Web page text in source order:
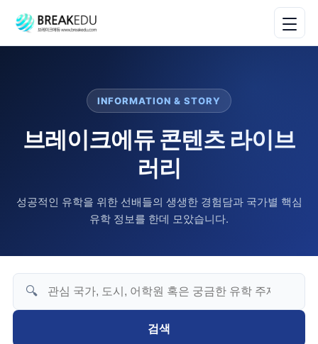
INFORMATION & STORY
브레이크에듀 콘텐츠 라이브
러리
성공적인 유학을 위한 선배들의 생생한 경험담과 국가별 핵심
유학 정보를 한데 모았습니다.
🔍
검색